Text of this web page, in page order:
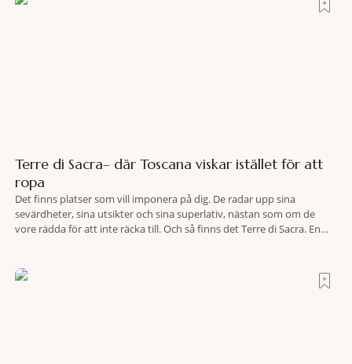
Terre di Sacra– där Toscana viskar istället för att
ropa
Det finns platser som vill imponera på dig. De radar upp sina
sevärdheter, sina utsikter och sina superlativ, nästan som om de
vore rädda för att inte räcka till. Och så finns det Terre di Sacra. En